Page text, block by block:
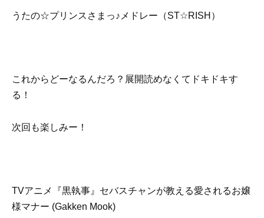
うたの☆プリンスさまっ♪メドレー（ST☆RISH）
これからどーなるんだろ？展開読めなくてドキドキす
る！
次回も楽しみー！
TVアニメ『黒執事』セバスチャンが教える愛されるお嬢
様マナー (Gakken Mook)